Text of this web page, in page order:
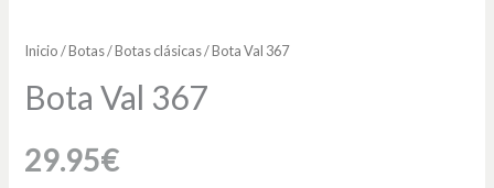
Inicio/Botas/Botas clásicas/ Bota Val 367
Bota Val 367
29.95€
367